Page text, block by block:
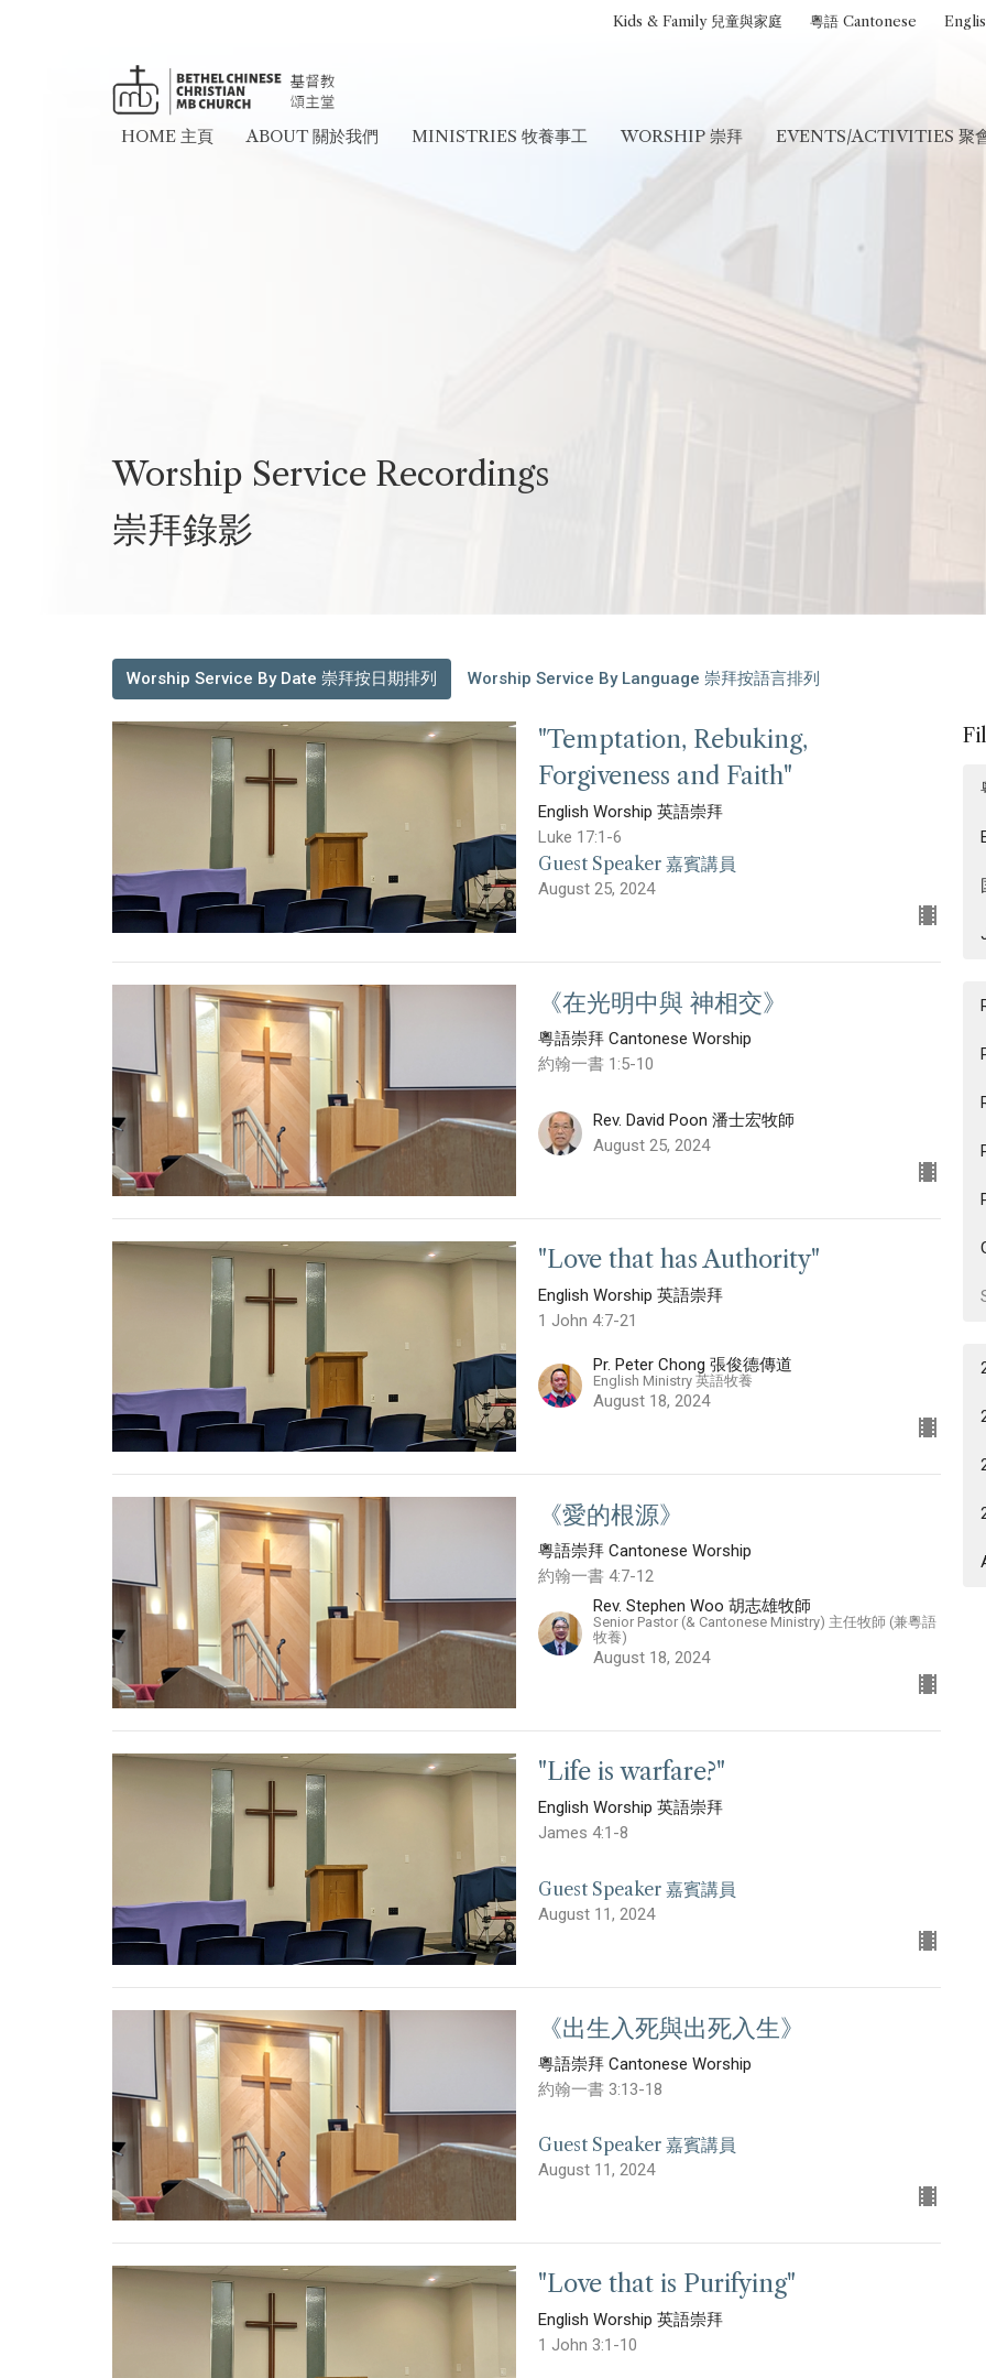
Kids & Family 兒童與家庭 粵語 Cantonese
HOME 主頁 ABOUT 關於我們 MINISTRIES 牧養事工 WORSHIP 崇拜 EVENTS/ACTIVITIES 聚
Worship Service Recordings
崇拜錄影
Worship Service By Date 崇拜按日期排列 Worship Service By Language 崇拜按語言排列
"Temptation, Rebuking,
Forgiveness and Faith"
English Worship 英語崇拜
Luke 17:1-6
Guest Speaker 嘉賓講員
August 25, 2024
《在光明中與 神相交》
粵語崇拜 Cantonese Worship
約翰一書 1:5-10
Rev. David Poon 潘士宏牧師
August 25, 2024
"Love that has Authority"
English Worship 英語崇拜
1 John 4:7-21
Pr. Peter Chong 張俊德傳道
English Ministry 英語牧養
August 18, 2024
《愛的根源》
粵語崇拜 Cantonese Worship
約翰一書 4:7-12
Rev. Stephen Woo 胡志雄牧師
Senior Pastor (& Cantonese Ministry) 主任牧師 (兼粵語
牧養)
August 18, 2024
"Life is warfare?"
English Worship 英語崇拜
James 4:1-8
Guest Speaker 嘉賓講員
August 11, 2024
《出生入死與出死入生》
粵語崇拜 Cantonese Worship
約翰一書 3:13-18
Guest Speaker 嘉賓講員
August 11, 2024
"Love that is Purifying"
English Worship 英語崇拜
1 John 3:1-10